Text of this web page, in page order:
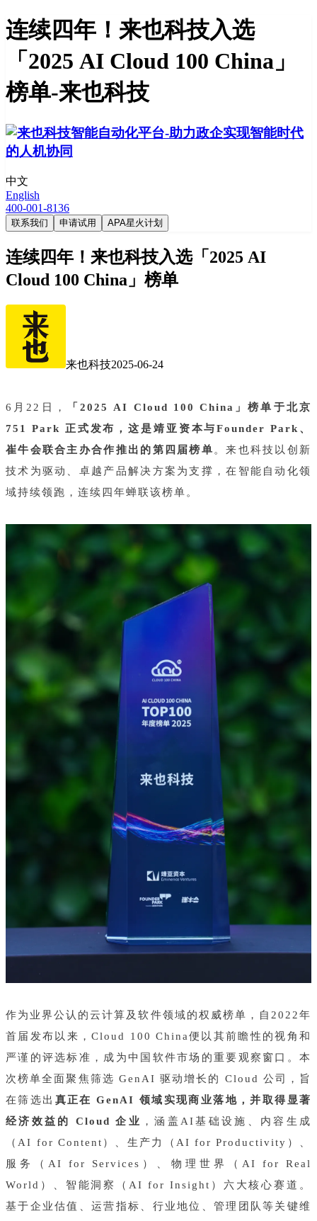
连续四年！来也科技入选
「2025 AI Cloud 100 China」
榜单-来也科技
中文
English
400-001-8136
联系我们 申请试用 APA星火计划
连续四年！来也科技入选「2025 AI
Cloud 100 China」榜单
来也科技2025-06-24
6月22日， 「2025 AI Cloud 100 China 」榜单于北京
751 Park 正式发布，这是靖亚资本与Founder Park、
崔牛会联合主办合作推出的第四届榜单。来也科技以创新
技术为驱动、卓越产品解决方案为支撑，在智能自动化领
域持续领跑，连续四年蝉联该榜单。
作为业界公认的云计算及软件领域的权威榜单，自2022年
首届发布以来，Cloud 100 China便以其前瞻性的视角和
严谨的评选标准，成为中国软件市场的重要观察窗口。本
次榜单全面聚焦筛选 GenAI 驱动增长的 Cloud 公司，旨
在筛选出 真正在 GenAI 领域实现商业落地，并取得显著
经济效益的 Cloud 企业 ，涵盖AI基础设施、内容生成
（AI for Content）、生产力（AI for Productivity）、
服务（AI for Services）、物理世界（AI for Real
World）、智能洞察（AI for Insight）六大核心赛道。
基于企业估值、运营指标、行业地位、管理团队等关键维